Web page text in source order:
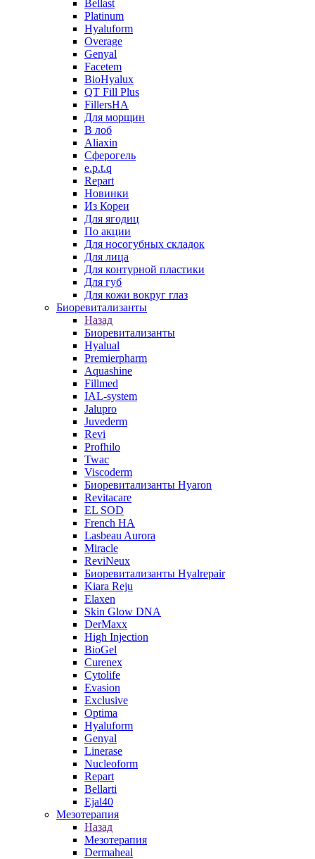
Bellast
Platinum
Hyaluform
Overage
Genyal
Facetem
BioHyalux
QT Fill Plus
FillersHA
Для морщин
В лоб
Aliaxin
Сферогель
e.p.t.q
Repart
Новинки
Из Кореи
Для ягодиц
По акции
Для носогубных складок
Для лица
Для контурной пластики
Для губ
Для кожи вокруг глаз
Биоревитализанты
Назад
Биоревитализанты
Hyalual
Premierpharm
Aquashine
Fillmed
IAL-system
Jalupro
Juvederm
Revi
Profhilo
Twac
Viscoderm
Биоревитализанты Hyaron
Revitacare
EL SOD
French HA
Lasbeau Aurora
Miracle
ReviNeux
Биоревитализанты Hyalrepair
Kiara Reju
Elaxen
Skin Glow DNA
DerMaxx
High Injection
BioGel
Curenex
Cytolife
Evasion
Exclusive
Optima
Hyaluform
Genyal
Linerase
Nucleoform
Repart
Bellarti
Ejal40
Мезотерапия
Назад
Мезотерапия
Dermaheal